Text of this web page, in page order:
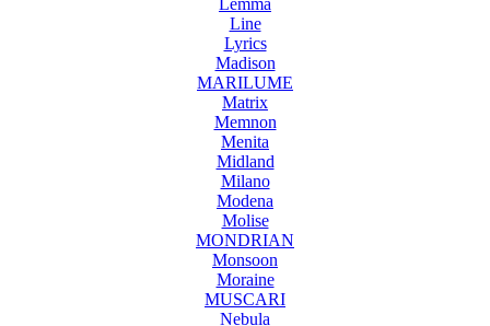
Line
Lyrics
Madison
MARILUME
Matrix
Memnon
Menita
Midland
Milano
Modena
Molise
MONDRIAN
Monsoon
Moraine
MUSCARI
Nebula